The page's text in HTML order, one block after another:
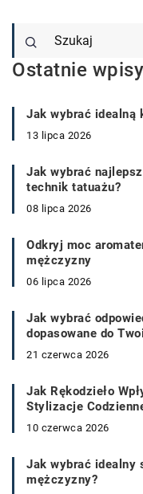
Ostatnie wpisy
Jak wybrać idealną
13 lipca 2026
Jak wybrać
technik tatuażu?
08 lipca 2026
Odkryj moc
mężczyzny
06 lipca 2026
Jak wybrać
dopasowane do
21 czerwca 2026
Jak Rękodzieło
Stylizacje
10 czerwca 2026
Jak wybrać idealny
mężczyzny?